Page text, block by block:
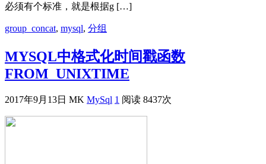
必须有个标准，就是根据g […]
group_concat, mysql, 分组
MYSQL中格式化时间戳函数
FROM_UNIXTIME
2017年9月13日 MK MySql 1 阅读 8437次